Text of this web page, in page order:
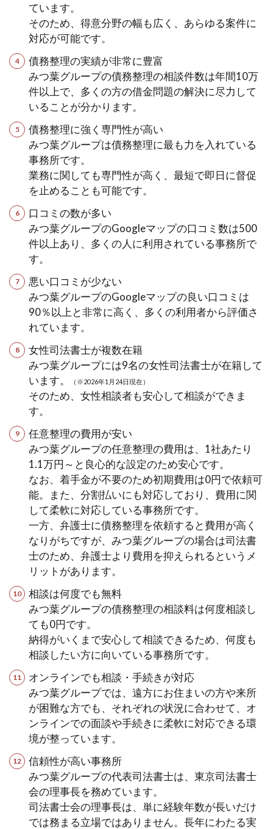
ています。
そのため、得意分野の幅も広く、あらゆる案件に
対応が可能です。
債務整理の実績が非常に豊富
みつ葉グループの債務整理の相談件数は年間10万
件以上で、多くの方の借金問題の解決に尽力して
いることが分かります。
債務整理に強く専門性が高い
みつ葉グループは債務整理に最も力を入れている
事務所です。
業務に関しても専門性が高く、最短で即日に督促
を止めることも可能です。
口コミの数が多い
みつ葉グループのGoogleマップの口コミ数は500
件以上あり、多くの人に利用されている事務所で
す。
悪い口コミが少ない
みつ葉グループのGoogleマップの良い口コミは
90％以上と非常に高く、多くの利用者から評価さ
れています。
女性司法書士が複数在籍
みつ葉グループには9名の女性司法書士が在籍して
います。
（※2026年1月24日現在）
そのため、女性相談者も安心して相談ができま
す。
任意整理の費用が安い
みつ葉グループの任意整理の費用は、1社あたり
1.1万円～と良心的な設定のため安心です。
なお、着手金が不要のため初期費用は0円で依頼可
能。また、分割払いにも対応しており、費用に関
して柔軟に対応している事務所です。
一方、弁護士に債務整理を依頼すると費用が高く
なりがちですが、みつ葉グループの場合は司法書
士のため、弁護士より費用を抑えられるというメ
リットがあります。
相談は何度でも無料
みつ葉グループの債務整理の相談料は何度相談し
ても0円です。
納得がいくまで安心して相談できるため、何度も
相談したい方に向いている事務所です。
オンラインでも相談・手続きが対応
みつ葉グループでは、遠方にお住まいの方や来所
が困難な方でも、それぞれの状況に合わせて、オ
ンラインでの面談や手続きに柔軟に対応できる環
境が整っています。
信頼性が高い事務所
みつ葉グループの代表司法書士は、東京司法書士
会の理事長を務めています。
司法書士会の理事長は、単に経験年数が長いだけ
では務まる立場ではありません。長年にわたる実